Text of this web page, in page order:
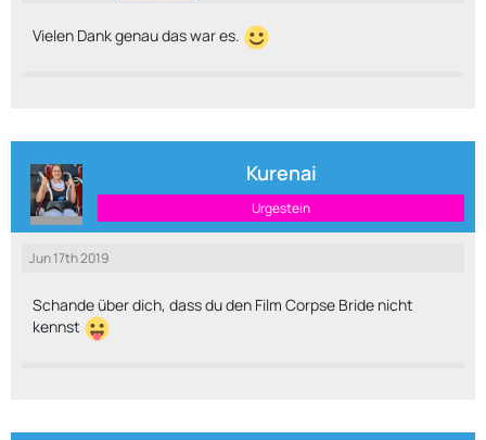
Vielen Dank genau das war es.
Kurenai
Urgestein
Jun 17th 2019
Schande über dich, dass du den Film Corpse Bride nicht
kennst